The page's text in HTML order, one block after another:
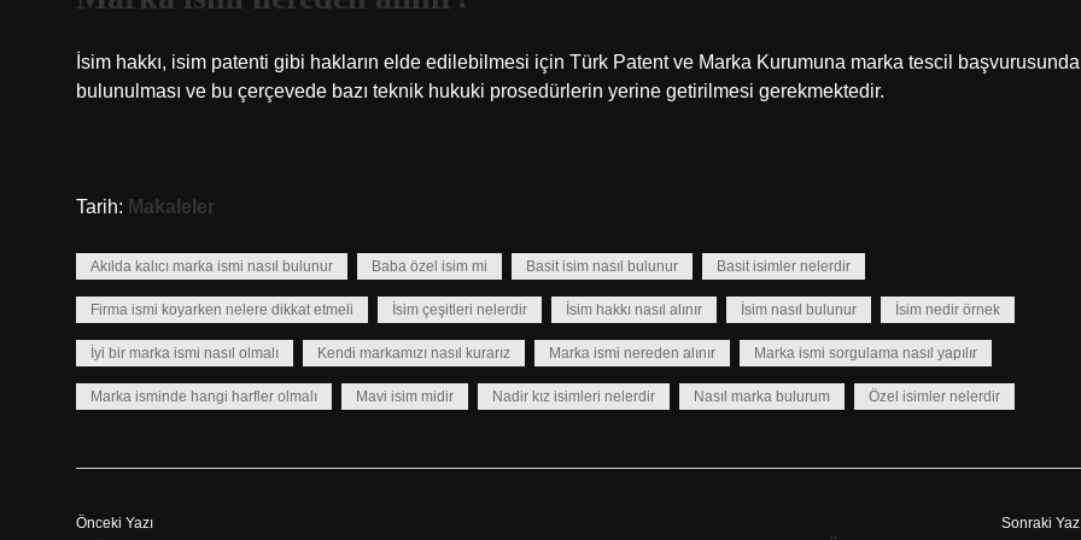
İsim hakkı, isim patenti gibi hakların elde edilebilmesi için Türk Patent ve Marka Kurumuna marka tescil başvurusunda
bulunulması ve bu çerçevede bazı teknik hukuki prosedürlerin yerine getirilmesi gerekmektedir.
Tarih: Makaleler
Akılda kalıcı marka ismi nasıl bulunur Baba özel isim mi Basit isim nasıl bulunur Basit isimler nelerdir
Firma ismi koyarken nelere dikkat etmeli İsim çeşitleri nelerdir İsim hakkı nasıl alınır İsim nasıl bulunur İsim nedir örnek
İyi bir marka ismi nasıl olmalı Kendi markamızı nasıl kurarız Marka ismi nereden alınır Marka ismi sorgulama nasıl yapılır
Marka isminde hangi harfler olmalı Mavi isim midir Nadir kız isimleri nelerdir Nasıl marka bulurum Özel isimler nelerdir
Önceki Yazı Sonraki